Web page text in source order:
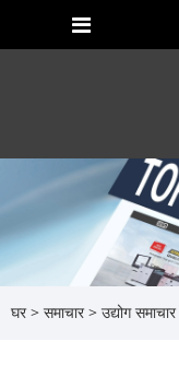
घर > समाचार> उद्योग समाचार